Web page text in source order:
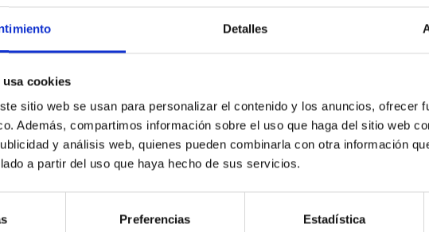
Detalles
usa cookies
sitio web se usan para personalizar el contenido y los anuncios, ofrecer
Además, compartimos información sobre el uso que haga del sitio web
y análisis web, quienes pueden combinarla con otra información
a partir del uso que haya hecho de sus servicios.
Preferencias Estadística
I y II